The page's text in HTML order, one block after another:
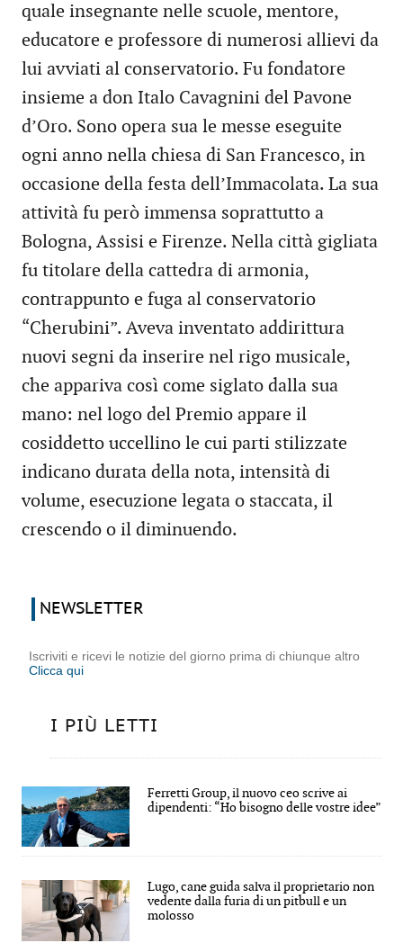
quale insegnante nelle scuole, mentore,
educatore e professore di numerosi allievi da
lui avviati al conservatorio. Fu fondatore
insieme a don Italo Cavagnini del Pavone
d’Oro. Sono opera sua le messe eseguite
ogni anno nella chiesa di San Francesco, in
occasione della festa dell’Immacolata. La sua
attività fu però immensa soprattutto a
Bologna, Assisi e Firenze. Nella città gigliata
fu titolare della cattedra di armonia,
contrappunto e fuga al conservatorio
“Cherubini”. Aveva inventato addirittura
nuovi segni da inserire nel rigo musicale,
che appariva così come siglato dalla sua
mano: nel logo del Premio appare il
cosiddetto uccellino le cui parti stilizzate
indicano durata della nota, intensità di
volume, esecuzione legata o staccata, il
crescendo o il diminuendo.
NEWSLETTER
Iscriviti e ricevi le notizie del giorno prima di chiunque altro
Clicca qui
I PIÙ LETTI
Ferretti Group, il nuovo ceo scrive ai
dipendenti: “Ho bisogno delle vostre idee”
Lugo, cane guida salva il proprietario non
vedente dalla furia di un pitbull e un
molosso